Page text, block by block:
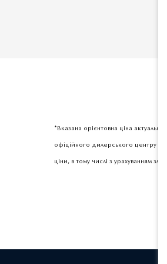
*Вказана орієнтовна ціна
офіційного дилерського центру
ціни, в тому числі з урахуванням